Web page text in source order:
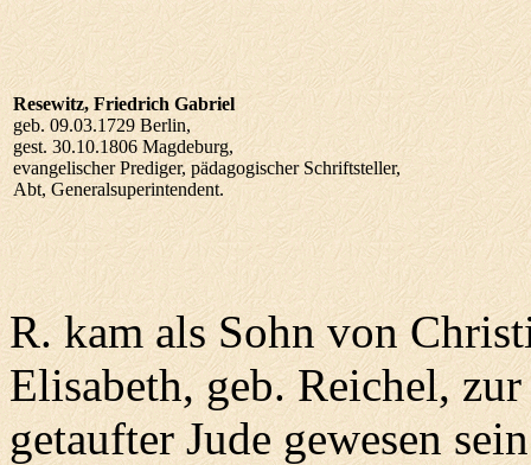
Resewitz, Friedrich Gabriel
geb. 09.03.1729 Berlin,
gest. 30.10.1806 Magdeburg,
evangelischer Prediger, pädagogischer Schriftsteller,
Abt, Generalsuperintendent.
R. kam als Sohn von
Elisabeth, geb. Reichel,
getaufter Jude gewesen